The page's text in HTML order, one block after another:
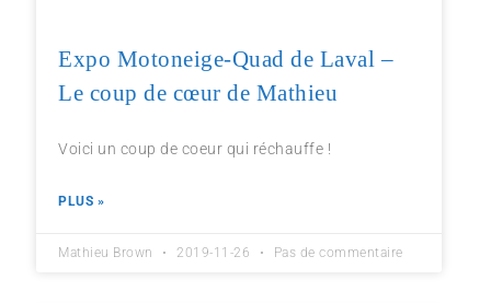
Expo Motoneige-Quad de Laval –
Le coup de cœur de Mathieu
Voici un coup de coeur qui réchauffe !
PLUS »
Mathieu Brown 2019-11-26 Pas de commentaire